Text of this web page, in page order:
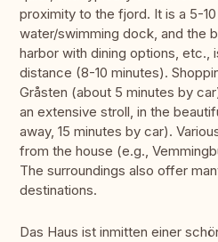
proximity to the fjord. It is a 5-
water/swimming dock, and the
harbor with dining options, etc.,
distance (8-10 minutes).
Gråsten (about 5 minutes by
an extensive stroll, in the
away, 15 minutes by car).
from the house (e.g.,
The surroundings also offer
destinations.
Das Haus ist inmitten einer